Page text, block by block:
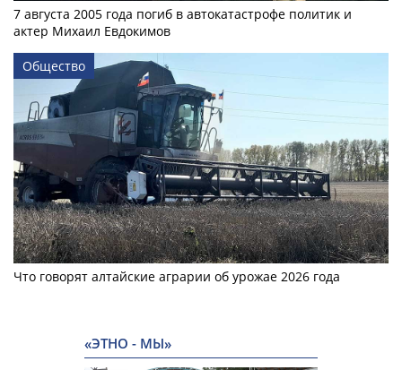
7 августа 2005 года погиб в автокатастрофе политик и
актер Михаил Евдокимов
Общество
Что говорят алтайские аграрии об урожае 2026 года
«ЭТНО - МЫ»